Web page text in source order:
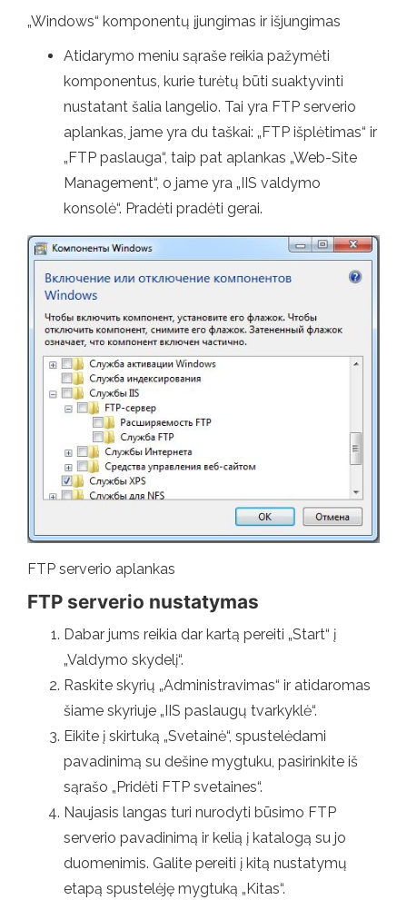
„Windows“ komponentų įjungimas ir išjungimas
Atidarymo meniu sąraše reikia pažymėti
komponentus, kurie turėtų būti suaktyvinti
nustatant šalia langelio. Tai yra FTP serverio
aplankas, jame yra du taškai: „FTP išplėtimas“ ir
„FTP paslauga“, taip pat aplankas „Web-Site
Management“, o jame yra „IIS valdymo
konsolė“. Pradėti pradėti gerai.
FTP serverio aplankas
FTP serverio nustatymas
Dabar jums reikia dar kartą pereiti „Start“ į
„Valdymo skydelį“.
Raskite skyrių „Administravimas“ ir atidaromas
šiame skyriuje „IIS paslaugų tvarkyklė“.
Eikite į skirtuką „Svetainė“, spustelėdami
pavadinimą su dešine mygtuku, pasirinkite iš
sąrašo „Pridėti FTP svetaines“.
Naujasis langas turi nurodyti būsimo FTP
serverio pavadinimą ir kelią į katalogą su jo
duomenimis. Galite pereiti į kitą nustatymų
etapą spustelėję mygtuką „Kitas“.